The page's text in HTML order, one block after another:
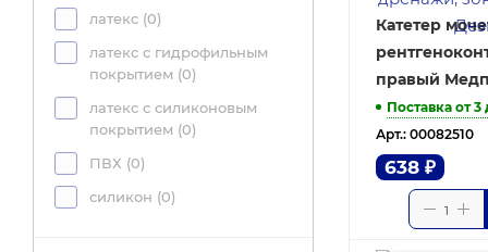
Катетер
правый
Поставка от 3
Арт.: 00082510
638 ₽
для эпидуральной
дуоденальный (
желудочный (0)
латекс (0)
латекс с гидрофильным
покрытием (0)
латекс с силиконовым
покрытием (0)
ПВХ (0)
силикон (0)